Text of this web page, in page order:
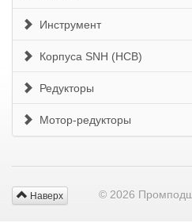
Инструмент
Корпуса SNH (HCB)
Редукторы
Мотор-редукторы
Наверх © 2026